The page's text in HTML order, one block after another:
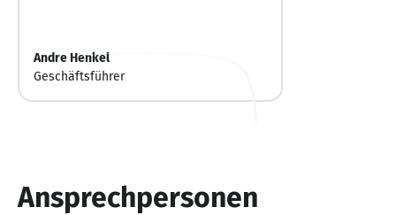
Andre Henkel
Geschäftsführer
Ansprechpersonen